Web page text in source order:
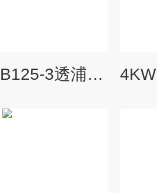
2.2kw 380vTB125-3透浦式中压鼓风机